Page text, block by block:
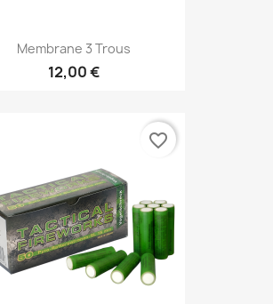
Membrane 3 Trous
12,00 €
favorite_border